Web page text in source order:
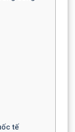
tế